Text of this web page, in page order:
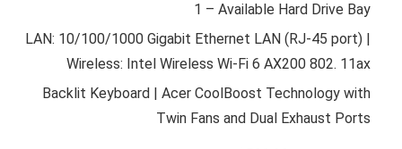
1 – Available Hard Drive Bay
LAN: 10/100/1000 Gigabit Ethernet LAN (RJ-45 port) |
Wireless: Intel Wireless Wi-Fi 6 AX200 802. 11ax
Backlit Keyboard | Acer CoolBoost Technology with
Twin Fans and Dual Exhaust Ports